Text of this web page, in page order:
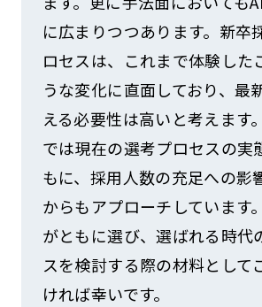
に広まりつつあります。新卒
ロセスは、これまで体験した
うな変化に直面しており、最
える必要性は高いと考えます
では現在の選考プロセスの実
もに、採用人数の充足への影
からもアプローチしています
がともに選び、選ばれる時代
スを検討する際の材料として
ければ幸いです。